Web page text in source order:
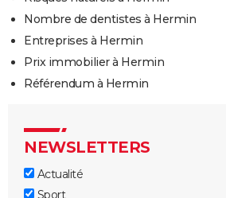
Nombre de dentistes à Hermin
Entreprises à Hermin
Prix immobilier à Hermin
Référendum à Hermin
NEWSLETTERS
Actualité
Sport